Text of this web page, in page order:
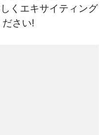
くエキサイティング
さい!